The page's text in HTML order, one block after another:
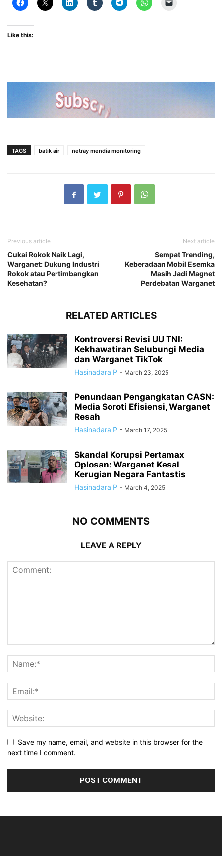
Like this:
TAGS batik air netray mendia monitoring
Previous article
Cukai Rokok Naik Lagi,
Warganet: Dukung Industri
Rokok atau Pertimbangkan
Kesehatan?
Next article
Sempat Trending,
Keberadaan Mobil Esemka
Masih Jadi Magnet
Perdebatan Warganet
RELATED ARTICLES
Kontroversi Revisi UU TNI:
Kekhawatiran Selubungi Media
dan Warganet TikTok
Hasinadara P - March 23, 2025
Penundaan Pengangkatan CASN:
Media Soroti Efisiensi, Warganet
Resah
Hasinadara P - March 17, 2025
Skandal Korupsi Pertamax
Oplosan: Warganet Kesal
Kerugian Negara Fantastis
Hasinadara P - March 4, 2025
NO COMMENTS
LEAVE A REPLY
Save my name, email, and website in this browser for the
next time I comment.